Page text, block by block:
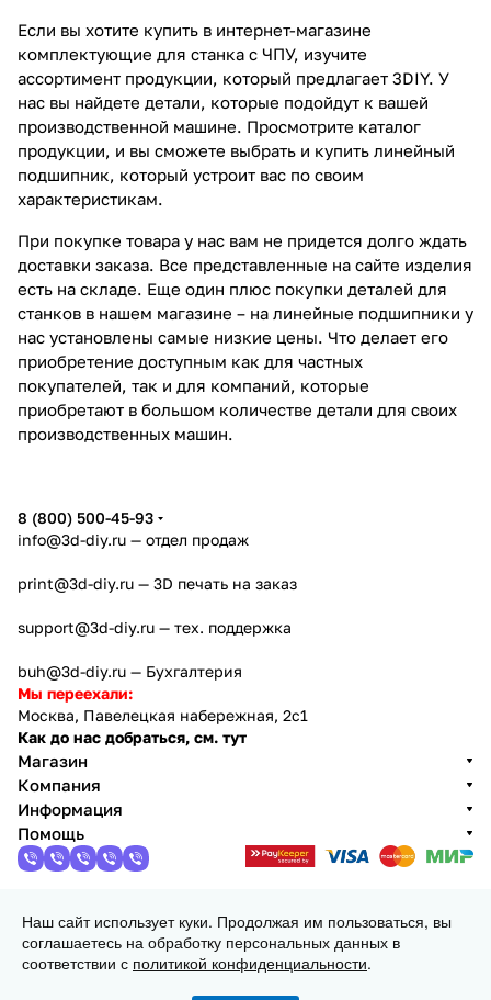
Если вы хотите купить в интернет-магазине
комплектующие для станка с ЧПУ, изучите
ассортимент продукции, который предлагает 3DIY. У
нас вы найдете детали, которые подойдут к вашей
производственной машине. Просмотрите каталог
продукции, и вы сможете выбрать и купить линейный
подшипник, который устроит вас по своим
характеристикам.
При покупке товара у нас вам не придется долго ждать
доставки заказа. Все представленные на сайте изделия
есть на складе. Еще один плюс покупки деталей для
станков в нашем магазине – на линейные подшипники у
нас установлены самые низкие цены. Что делает его
приобретение доступным как для частных
покупателей, так и для компаний, которые
приобретают в большом количестве детали для своих
производственных машин.
8 (800) 500-45-93
info@3d-diy.ru — отдел продаж
print@3d-diy.ru — 3D печать на заказ
support@3d-diy.ru — тех. поддержка
buh@3d-diy.ru — Бухгалтерия
Мы переехали:
Москва, Павелецкая набережная, 2с1
Как до нас добраться, см. тут
Магазин
Компания
Информация
Помощь
2013 - 2026 © 3DiY (Тридиай) - интернет-магазин
комплектующих для 3D принтеров, ЧПУ станков и
робототехники
Наш сайт использует куки. Продолжая им пользоваться, вы
соглашаетесь на обработку персональных данных в
соответствии с политикой конфиденциальности.